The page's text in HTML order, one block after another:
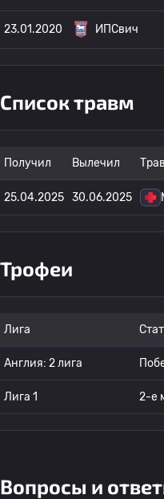
23.01.2020 ИПСвич
Список травм
Получил Вылечил
25.04.2025 30.06.2025
Трофеи
Лига
Англия: 2 лига
Лига 1 2-е
Вопросы и